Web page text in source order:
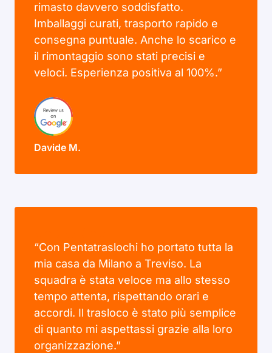
rimasto davvero soddisfatto.
Imballaggi curati, trasporto rapido e
consegna puntuale. Anche lo scarico e
il rimontaggio sono stati precisi e
veloci. Esperienza positiva al 100%.”
Davide M.
“Con Pentatraslochi ho portato tutta la
mia casa da Milano a Treviso. La
squadra è stata veloce ma allo stesso
tempo attenta, rispettando orari e
accordi. Il trasloco è stato più semplice
di quanto mi aspettassi grazie alla loro
organizzazione.”